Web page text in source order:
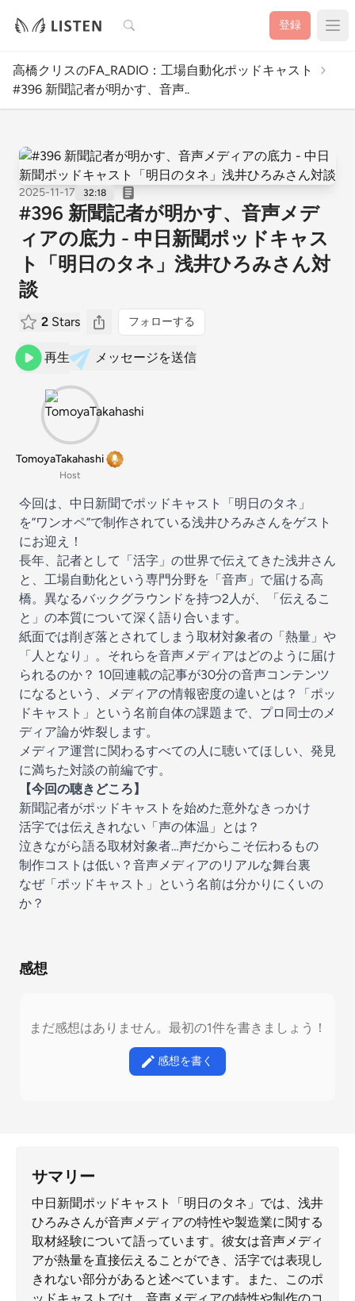
検索 登録
高橋クリスのFA_RADIO：工場自動化ポッドキャスト
#396 新聞記者が明かす、音声..
2025-11-17 32:18
#396 新聞記者が明かす、音声メデ
ィアの底力 - 中日新聞ポッドキャス
ト「明日のタネ」浅井ひろみさん対
談
2 Stars フォローする
再生 メッセージを送信
TomoyaTakahashi
Host
今回は、中日新聞でポッドキャスト「明日のタネ」
を”ワンオペ”で制作されている浅井ひろみさんをゲスト
にお迎え！
長年、記者として「活字」の世界で伝えてきた浅井さん
と、工場自動化という専門分野を「音声」で届ける高
橋。異なるバックグラウンドを持つ2人が、「伝えるこ
と」の本質について深く語り合います。
紙面では削ぎ落とされてしまう取材対象者の「熱量」や
「人となり」。それらを音声メディアはどのように届け
られるのか？ 10回連載の記事が30分の音声コンテンツ
になるという、メディアの情報密度の違いとは？「ポッ
ドキャスト」という名前自体の課題まで、プロ同士のメ
ディア論が炸裂します。
メディア運営に関わるすべての人に聴いてほしい、発見
に満ちた対談の前編です。
【今回の聴きどころ】
新聞記者がポッドキャストを始めた意外なきっかけ
活字では伝えきれない「声の体温」とは？
泣きながら語る取材対象者…声だからこそ伝わるもの
制作コストは低い？音声メディアのリアルな舞台裏
なぜ「ポッドキャスト」という名前は分かりにくいの
か？
感想
まだ感想はありません。最初の1件を書きましょう！
感想を書く
サマリー
中日新聞ポッドキャスト「明日のタネ」では、浅井
ひろみさんが音声メディアの特性や製造業に関する
取材経験について語っています。彼女は音声メディ
アが熱量を直接伝えることができ、活字では表現し
きれない部分があると述べています。また、このポ